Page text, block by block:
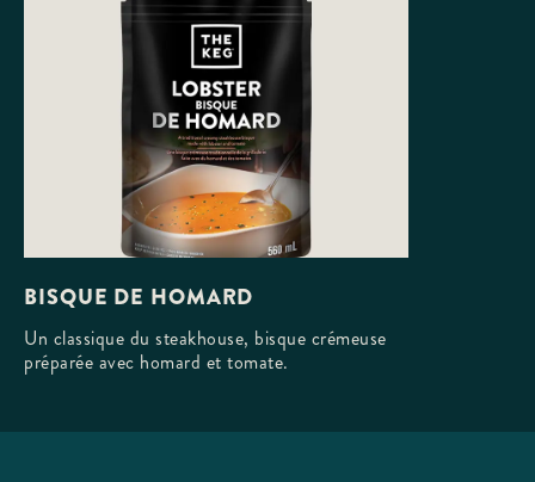
BISQUE DE HOMARD
Un classique du steakhouse, bisque crémeuse
préparée avec homard et tomate.